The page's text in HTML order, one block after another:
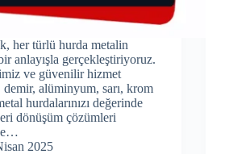
her türlü hurda metalin
anlayışla gerçekleştiriyoruz.
ve güvenilir hizmet
demir, alüminyum, sarı, krom
hurdalarınızı değerinde
dönüşüm çözümleri
2025